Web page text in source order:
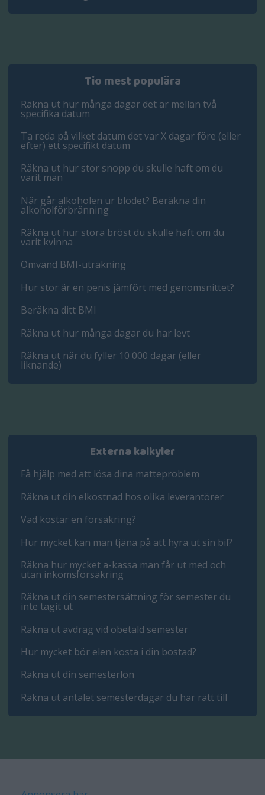
Tio mest populära
Räkna ut hur många dagar det är mellan två
specifika datum
Ta reda på vilket datum det var X dagar före (eller
efter) ett specifikt datum
Räkna ut hur stor snopp du skulle haft om du
varit man
När går alkoholen ur blodet? Beräkna din
alkoholförbränning
Räkna ut hur stora bröst du skulle haft om du
varit kvinna
Omvänd BMI-uträkning
Hur stor är en penis jämfört med genomsnittet?
Beräkna ditt BMI
Räkna ut hur många dagar du har levt
Räkna ut när du fyller 10 000 dagar (eller
liknande)
Externa kalkyler
Få hjälp med att lösa dina matteproblem
Räkna ut din elkostnad hos olika leverantörer
Vad kostar en försäkring?
Hur mycket kan man tjäna på att hyra ut sin bil?
Räkna hur mycket a-kassa man får ut med och
utan inkomsförsäkring
Räkna ut din semestersättning för semester du
inte tagit ut
Räkna ut avdrag vid obetald semester
Hur mycket bör elen kosta i din bostad?
Räkna ut din semesterlön
Räkna ut antalet semesterdagar du har rätt till